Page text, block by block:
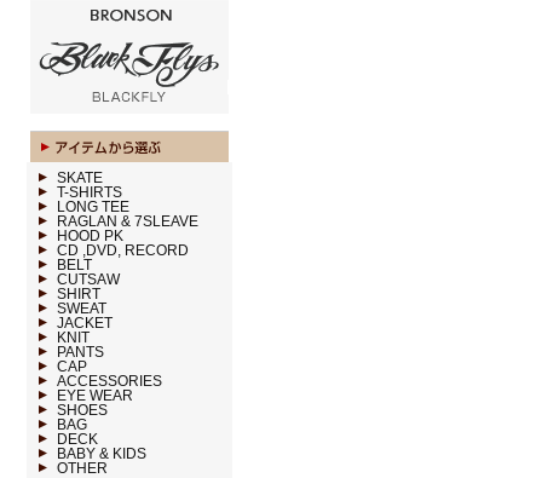
SKATE
T-SHIRTS
LONG TEE
RAGLAN & 7SLEAVE
HOOD PK
CD ,DVD, RECORD
BELT
CUTSAW
SHIRT
SWEAT
JACKET
KNIT
PANTS
CAP
ACCESSORIES
EYE WEAR
SHOES
BAG
DECK
BABY & KIDS
OTHER